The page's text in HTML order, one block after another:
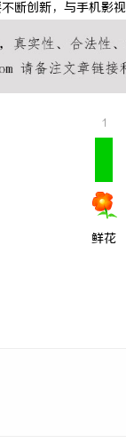
断创新，与手机影
1
鲜花
商标买卖